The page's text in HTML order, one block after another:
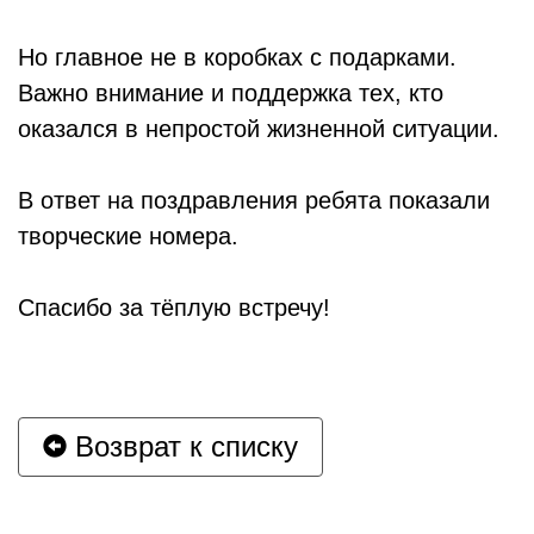
Но главное не в коробках с подарками.
Важно внимание и поддержка тех, кто
оказался в непростой жизненной ситуации.
В ответ на поздравления ребята показали
творческие номера.
Спасибо за тёплую встречу!
Возврат к списку